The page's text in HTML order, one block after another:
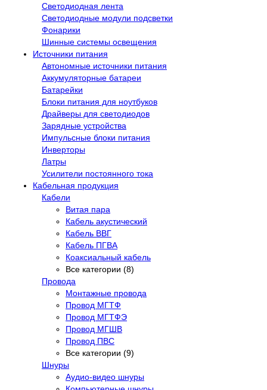
Светодиодная лента
Светодиодные модули подсветки
Фонарики
Шинные системы освещения
Источники питания
Автономные источники питания
Аккумуляторные батареи
Батарейки
Блоки питания для ноутбуков
Драйверы для светодиодов
Зарядные устройства
Импульсные блоки питания
Инверторы
Латры
Усилители постоянного тока
Кабельная продукция
Кабели
Витая пара
Кабель акустический
Кабель ВВГ
Кабель ПГВА
Коаксиальный кабель
Все категории (8)
Провода
Монтажные провода
Провод МГТФ
Провод МГТФЭ
Провод МГШВ
Провод ПВС
Все категории (9)
Шнуры
Аудио-видео шнуры